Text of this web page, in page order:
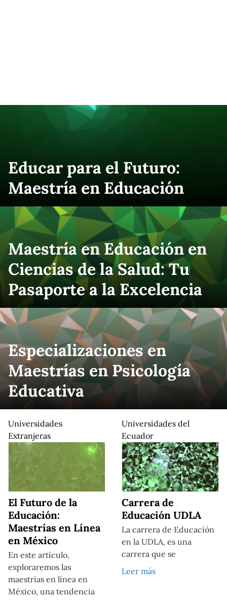
Educar para el Futuro:
Maestría en Educación
Maestría en Educación en
Ciencias de la Salud: Tu
Pasaporte a la Excelencia
Especializaciones en
Maestrías en Psicología
Educativa
Universidades
Extranjeras
El Futuro de la
Educación:
Maestrías en Línea
en México
En este artículo,
exploraremos las
maestrías en línea en
México, una tendencia
Universidades del
Ecuador
Carrera de
Educación UDLA
La carrera de Educación
en la UDLA, es una
carrera que se
Leer más